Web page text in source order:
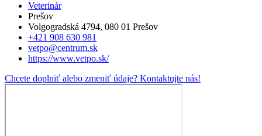
Veterinár
Prešov
Volgogradská 4794, 080 01 Prešov
+421 908 630 981
vetpo@centrum.sk
https://www.vetpo.sk/
Chcete doplniť alebo zmeniť údaje? Kontaktujte nás!